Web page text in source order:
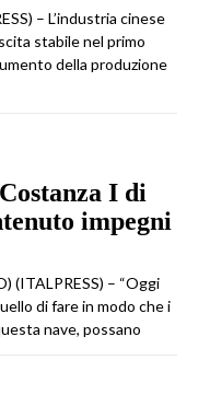
– L’industria cinese
stabile nel primo
della produzione
I di
impegni
(ITALPRESS) – “Oggi
di fare in modo che i
nave, possano